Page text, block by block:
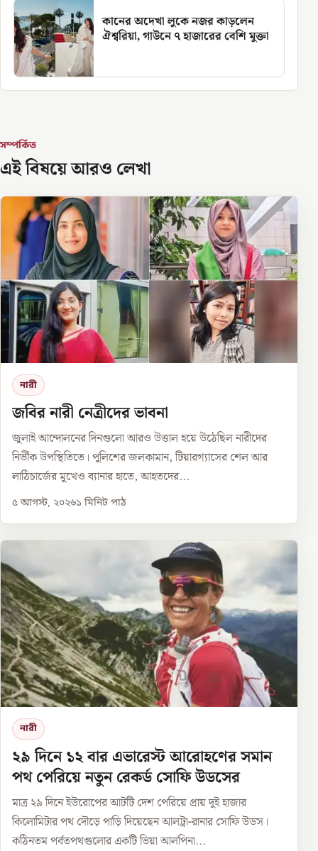
কানের অদেখা লুকে নজর কাড়লেন
ঐশ্বরিয়া, গাউনে ৭ হাজারের বেশি মুক্তা
সম্পর্কিত
এই বিষয়ে আরও লেখা
নারী
জবির নারী নেত্রীদের ভাবনা
জুলাই আন্দোলনের দিনগুলো আরও উত্তাল হয়ে উঠেছিল নারীদের
নির্ভীক উপস্থিতিতে। পুলিশের জলকামান, টিয়ারগ্যাসের শেল আর
লাঠিচার্জের মুখেও ব্যানার হাতে, আহতদের...
৫ আগস্ট, ২০২৬১ মিনিট পাঠ
নারী
২৯ দিনে ১২ বার এভারেস্ট আরোহণের সমান
পথ পেরিয়ে নতুন রেকর্ড সোফি উডসের
মাত্র ২৯ দিনে ইউরোপের আটটি দেশ পেরিয়ে প্রায় দুই হাজার
কিলোমিটার পথ দৌড়ে পাড়ি দিয়েছেন আলট্রা-রানার সোফি উডস।
কঠিনতম পর্বতপথগুলোর একটি ভিয়া আলপিনা...